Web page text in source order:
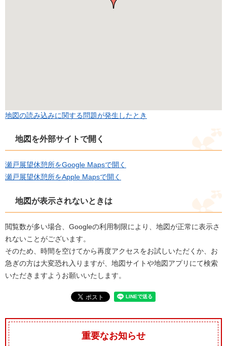
地図の読み込みに関する問題が発生したとき
地図を外部サイトで開く
瀬戸展望休憩所をGoogle Mapsで開く
瀬戸展望休憩所をApple Mapsで開く
地図が表示されないときは
閲覧数が多い場合、Googleの利用制限により、地図が正常に表示さ
れないことがございます。
そのため、時間を空けてから再度アクセスをお試しいただくか、お
急ぎの方は大変恐れ入りますが、地図サイトや地図アプリにて検索
いただきますようお願いいたします。
重要なお知らせ